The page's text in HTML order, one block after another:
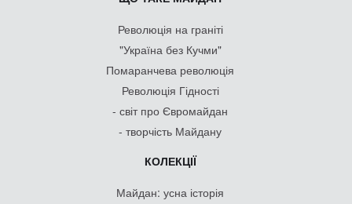
Революція на граніті
"Україна без Кучми"
Помаранчева революція
Революція Гідності
- світ про Євромайдан
- творчість Майдану
КОЛЕКЦІЇ
Майдан: усна історія